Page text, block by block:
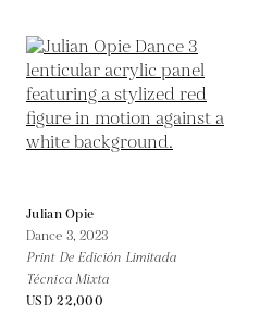
Julian Opie
Dance 3, 2023
Print De Edición Limitada
Técnica Mixta
USD 22,000